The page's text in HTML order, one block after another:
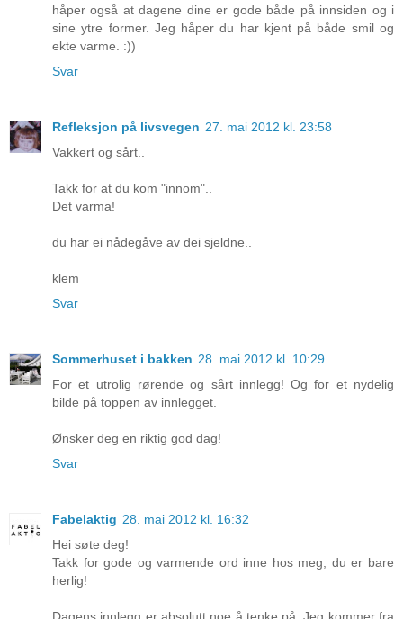
håper også at dagene dine er gode både på innsiden og i
sine ytre former. Jeg håper du har kjent på både smil og
ekte varme. :))
Svar
Refleksjon på livsvegen 27. mai 2012 kl. 23:58
Vakkert og sårt..
Takk for at du kom "innom"..
Det varma!
du har ei nådegåve av dei sjeldne..
klem
Svar
Sommerhuset i bakken 28. mai 2012 kl. 10:29
For et utrolig rørende og sårt innlegg! Og for et nydelig
bilde på toppen av innlegget.
Ønsker deg en riktig god dag!
Svar
Fabelaktig 28. mai 2012 kl. 16:32
Hei søte deg!
Takk for gode og varmende ord inne hos meg, du er bare
herlig!
Dagens innlegg er absolutt noe å tenke på. Jeg kommer fra